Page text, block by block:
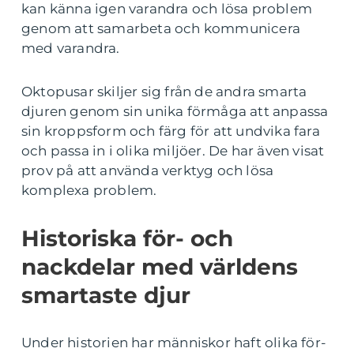
kan känna igen varandra och lösa problem
genom att samarbeta och kommunicera
med varandra.
Oktopusar skiljer sig från de andra smarta
djuren genom sin unika förmåga att anpassa
sin kroppsform och färg för att undvika fara
och passa in i olika miljöer. De har även visat
prov på att använda verktyg och lösa
komplexa problem.
Historiska för- och
nackdelar med världens
smartaste djur
Under historien har människor haft olika för-